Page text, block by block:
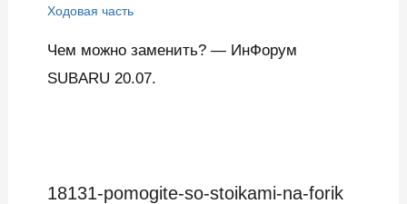
Ходовая часть
Чем можно заменить? — ИнФорум
SUBARU 20.07.
18131-pomogite-so-stoikami-na-forik